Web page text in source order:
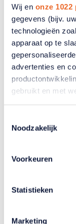
Wij en onze 1022
gegevens (bijv.
technologieën
apparaat op te
advertenties en
gebruikt en met
Informatie
Uw
scannen op
verwerkt en stel
Noodzakelijk
Voorkeuren
Statistieken
Marketing
Expertinterview
Een fijne
Respect, zorg
moeilijke tijden
leeftijd?